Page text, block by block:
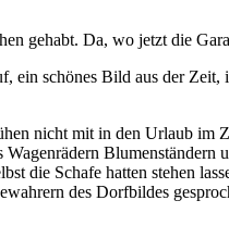
gehabt. Da, wo jetzt die
ein schönes Bild aus der
nicht mit in den Urlaub
die Schafe hatten stehen
des Dorfbildes